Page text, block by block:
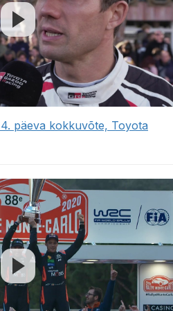
päeva kokkuvõte, Toyota